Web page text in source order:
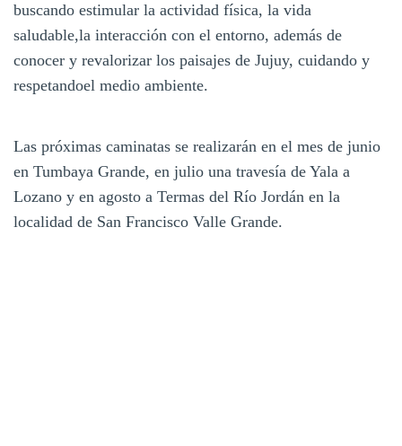
buscando estimular la actividad física, la vida
saludable,la interacción con el entorno, además de
conocer y revalorizar los paisajes de Jujuy, cuidando y
respetandoel medio ambiente.
Las próximas caminatas se realizarán en el mes de junio
en Tumbaya Grande, en julio una travesía de Yala a
Lozano y en agosto a Termas del Río Jordán en la
localidad de San Francisco Valle Grande.